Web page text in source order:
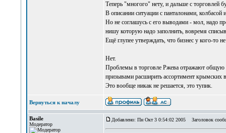
Теперь "многого" нету, и дальше с торговлей
В описании ситуации с панталонами,
Но не соглашусь с его выводами - мол, надо
нишу которую надо заполнить, вовремя
Ещё глупее утверждать, что бизнес у кого-то
Нет.
Проблемы в торговле Ржева отражают общую
призывами расширить ассортимент крымских
Это вообще никак не решается, это тупик.
Вернуться к началу
Basile
Модератор
Добавлено: Пн Окт 3 0:54:02 2005 Заголовок